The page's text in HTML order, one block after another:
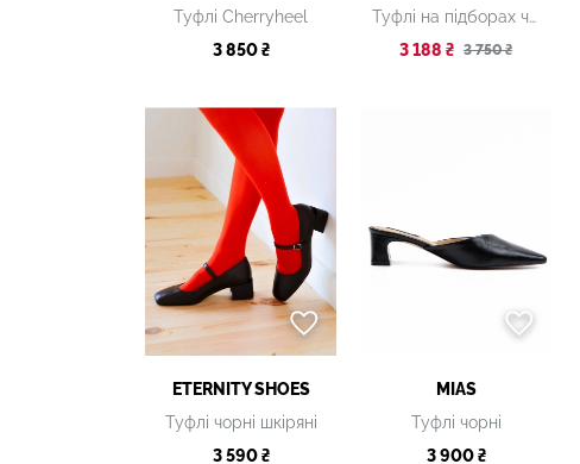
Туфлі Cherryheel
3 850 ₴
Туфлі на підборах чорні шкіряні
3 188 ₴ 3 750 ₴
ETERNITY SHOES
Туфлі чорні шкіряні
3 590 ₴
MIAS
Туфлі чорні
3 900 ₴